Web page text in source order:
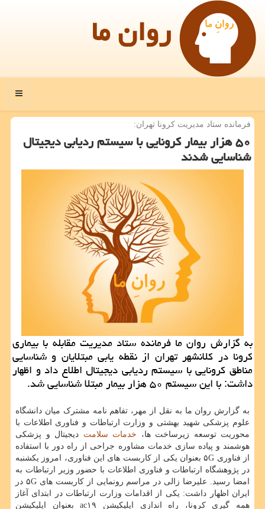
روان ما
منو
فرمانده ستاد مدیریت كرونا تهران:
۵۰ هزار بیمار كرونایی با سیستم ردیابی دیجیتال
شناسایی شدند
به گزارش روان ما فرمانده ستاد مدیریت مقابله با بیماری
كرونا در كلانشهر تهران از نقطه یابی مبتلایان و شناسایی
مناطق كرونایی با سیستم ردیابی دیجیتال اطلاع داد و اظهار
داشت: با این سیستم ۵۰ هزار بیمار مبتلا شناسایی شد.
به گزارش روان ما به نقل از مهر، تفاهم نامه مشترک میان دانشگاه
علوم پزشکی شهید بهشتی و وزارت ارتباطات و فناوری اطلاعات با
محوریت توسعه زیرساخت ها، خدمات سلامت دیجیتال و پزشکی
هوشمند و پیاده سازی خدمات مشاوره جراحی از راه دور با استفاده
از فناوری ۵G بعنوان یکی از کاربست های این فناوری، امروز یکشنبه
در پژوهشگاه ارتباطات و فناوری اطلاعات با حضور وزیر ارتباطات به
امضا رسید. علیرضا زالی در مراسم رونمایی از کاربست های ۵G در
ایران اظهار داشت: یکی از اقدامات وزارت ارتباطات در ابتدای آغاز
همه گیری کرونا، راه اندازی اپلیکیشن ac۱۹ بعنوان اپلیکیشن